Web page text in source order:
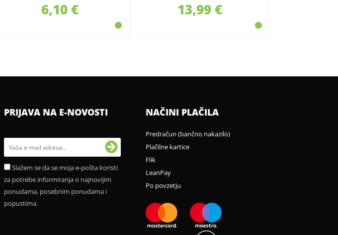
6,10 € 13,99 €
PRIJAVA NA E-NOVOSTI
Slažem se da se moja e-pošta koristi
za potrebe informiranja o najnovijim
ponudama, posebnim ponudama i
popustima.
NAČINI PLAČILA
Predračun (bančno nakazilo)
Plačilne kartice
Flik
LeanPay
Po povzetju